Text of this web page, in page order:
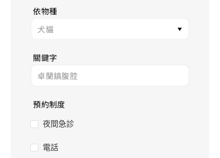
依物種
關鍵字
預約制度
夜間急診
電話